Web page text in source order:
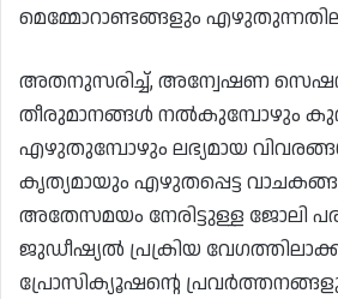
മെമ്മോറാണ്ടങ്ങളും
അതനുസരിച്ച്, അന്വേഷണ
തീരുമാനങ്ങൾ നൽകുമ്പോഴും
എഴുതുമ്പോഴും ലഭ്യമായ
കൃത്യമായും എഴുതപ്പെട്ട
അതേസമയം നേരിട്ടുള്ള ജോലി
ജുഡീഷ്യൽ പ്രക്രിയ
പ്രോസിക്യൂഷന്റെ